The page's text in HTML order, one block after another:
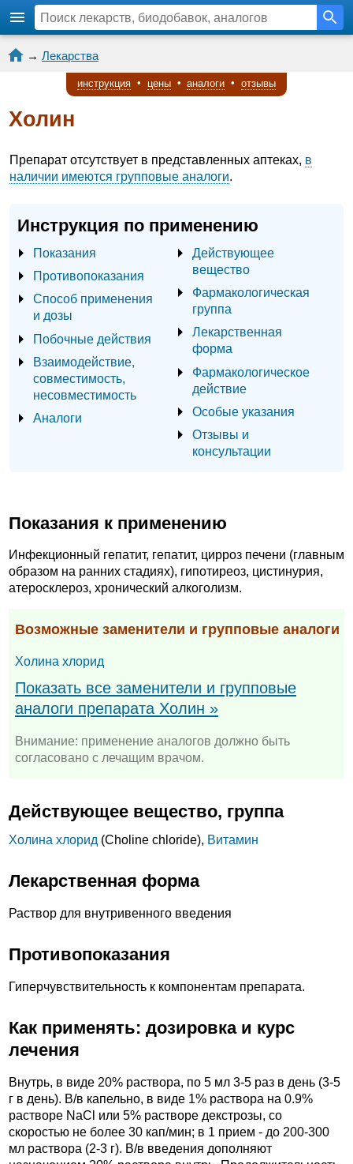
→ Лекарства
инструкция • цены • аналоги • отзывы
Холин
Препарат отсутствует в представленных аптеках, в
наличии имеются групповые аналоги.
Инструкция по применению
Показания
Противопоказания
Способ применения
и дозы
Побочные действия
Взаимодействие,
совместимость,
несовместимость
Аналоги
Действующее
вещество
Фармакологическая
группа
Лекарственная
форма
Фармакологическое
действие
Особые указания
Отзывы и
консультации
Показания к применению
Инфекционный гепатит, гепатит, цирроз печени (главным
образом на ранних стадиях), гипотиреоз, цистинурия,
атеросклероз, хронический алкоголизм.
Возможные заменители и групповые аналоги
Холина хлорид
Показать все заменители и групповые
аналоги препарата Холин »
Внимание: применение аналогов должно быть
согласовано с лечащим врачом.
Действующее вещество, группа
Холина хлорид (Choline chloride), Витамин
Лекарственная форма
Раствор для внутривенного введения
Противопоказания
Гиперчувствительность к компонентам препарата.
Как применять: дозировка и курс
лечения
Внутрь, в виде 20% раствора, по 5 мл 3-5 раз в день (3-5
г в день). В/в капельно, в виде 1% раствора на 0.9%
растворе NaCl или 5% растворе декстрозы, со
скоростью не более 30 кап/мин; в 1 прием - до 200-300
мл раствора (2-3 г). В/в введения дополняют